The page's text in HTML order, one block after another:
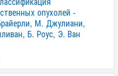
опухолей -
М. Джулиани,
Б. Роус, Э. Ван